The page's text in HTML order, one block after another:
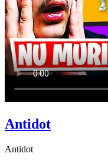
Antidot
Antidot